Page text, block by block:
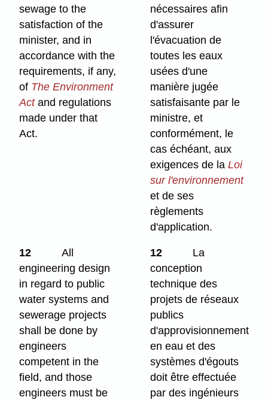
sewage to the
satisfaction of the
minister, and in
accordance with the
requirements, if any,
of The Environment
Actand regulations
made under that
Act.
nécessaires afin
d'assurer
l'évacuation de
toutes les eaux
usées d'une
manière jugée
satisfaisante par le
ministre, et
conformément, le
cas échéant, aux
exigences de laLoi
sur l'environnement
et de ses
règlements
d'application.
12
All
engineering design
in regard to public
water systems and
sewerage projects
shall be done by
engineers
competent in the
field, and those
engineers must be
12
La
conception
technique des
projets de réseaux
publics
d'approvisionnement
en eau et des
systèmes d'égouts
doit être effectuée
par des ingénieurs